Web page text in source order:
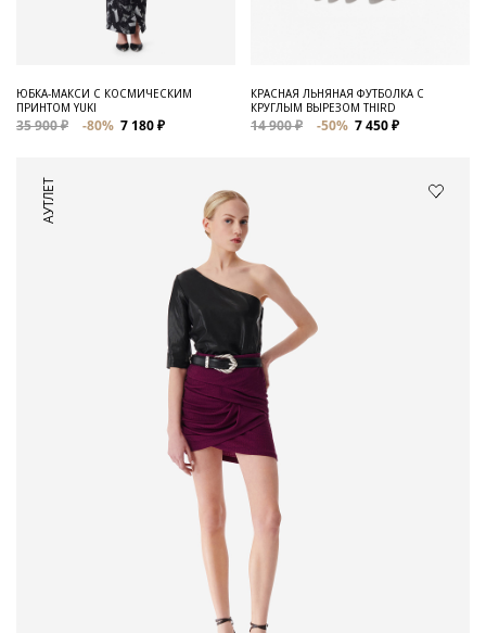
ЮБКА-МАКСИ С КОСМИЧЕСКИМ
ПРИНТОМ YUKI
35 900 ₽ -80% 7 180 ₽
КРАСНАЯ ЛЬНЯНАЯ ФУТБОЛКА С
КРУГЛЫМ ВЫРЕЗОМ THIRD
14 900 ₽ -50% 7 450 ₽
АУТЛЕТ